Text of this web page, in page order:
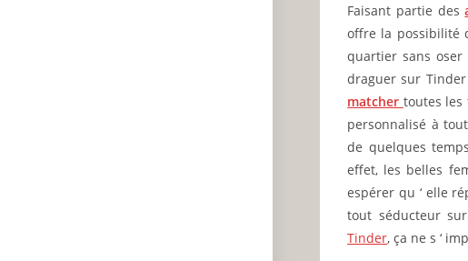
NE
NE
QUI SE
RÉUSSIR
🔥 À lire
✨ Nouveau
Faisant partie des
offre la possibilité
quartier sans oser
draguer sur
matcher toutes les
personnalisé à
de quelques
effet, les belles
espérer qu ‘ elle
tout séducteur
Tinder, ça ne s ‘